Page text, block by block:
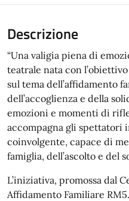
Descrizione
“Una valigia piena di
teatrale nata con
sul tema dell’affidamento
dell’accoglienza e della
emozioni e momenti di
accompagna gli spettatori
coinvolgente, capace di
famiglia, dell’ascolto e del
L’iniziativa, promossa dal
Affidamento Familiare